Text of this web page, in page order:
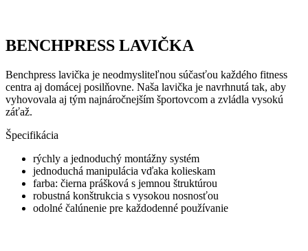
BENCHPRESS LAVIČKA
Benchpress lavička je neodmysliteľnou súčasťou každého fitness
centra aj domácej posilňovne. Naša lavička je navrhnutá tak, aby
vyhovovala aj tým najnáročnejším športovcom a zvládla vysokú
záťaž.
Špecifikácia
rýchly a jednoduchý montážny systém
jednoduchá manipulácia vďaka kolieskam
farba: čierna prášková s jemnou štruktúrou
robustná konštrukcia s vysokou nosnosťou
odolné čalúnenie pre každodenné používanie